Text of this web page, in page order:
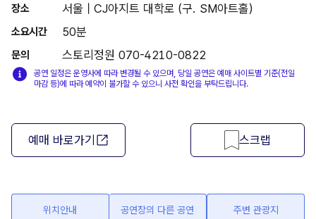
장소 서울 | CJ아지트 대학로 (구. SM아트홀)
소요시간 50분
문의 스토리정원 070-4210-0822
공연 일정은 운영사에 따라 변경될 수 있으며, 당일 공연은 예매 사이트별 기준(전일
마감 등)에 따라 예약이 불가할 수 있으니 사전 확인을 부탁드립니다.
예매 바로가기 스크랩
위치안내 공연장의 다른 공연 주변 관광지